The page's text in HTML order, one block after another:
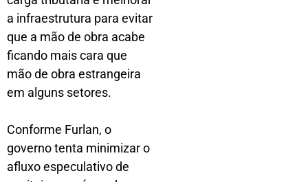
a infraestrutura para evitar
que a mão de obra acabe
ficando mais cara que
mão de obra estrangeira
em alguns setores.
Conforme Furlan, o
governo tenta minimizar o
afluxo especulativo de